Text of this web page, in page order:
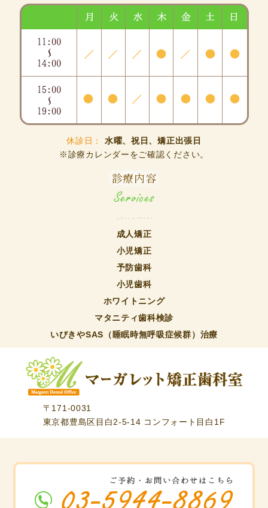
休診日：
水曜、祝日、矯正出張日
※診療カレンダーをご確認ください。
診療内容
成人矯正
小児矯正
予防歯科
小児歯科
ホワイトニング
マタニティ歯科検診
いびきやSAS（睡眠時無呼吸症候群）治療
〒171-0031
東京都豊島区目白2-5-14 コンフォート目白1F